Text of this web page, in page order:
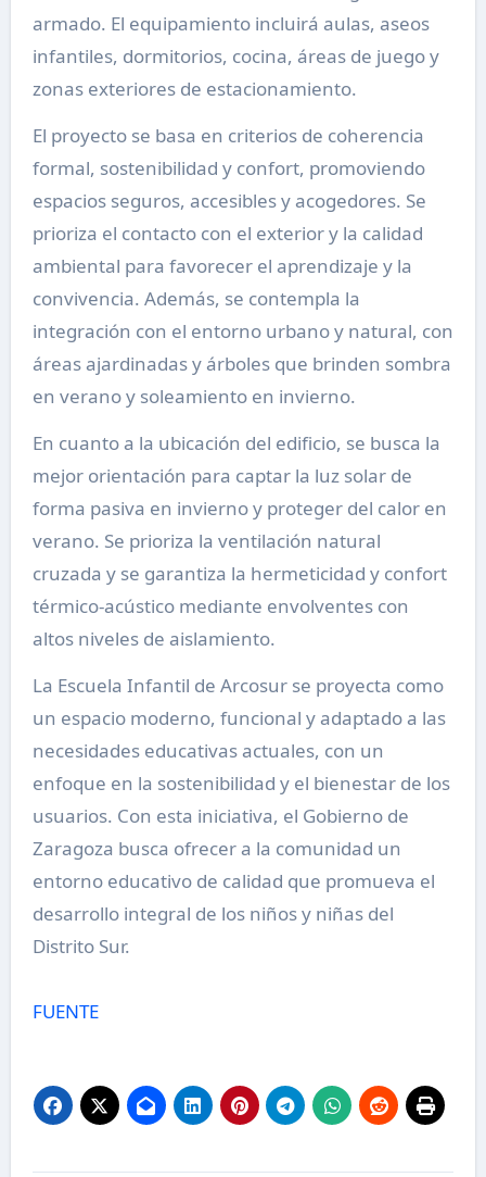
armado. El equipamiento incluirá aulas, aseos
infantiles, dormitorios, cocina, áreas de juego y
zonas exteriores de estacionamiento.
El proyecto se basa en criterios de coherencia
formal, sostenibilidad y confort, promoviendo
espacios seguros, accesibles y acogedores. Se
prioriza el contacto con el exterior y la calidad
ambiental para favorecer el aprendizaje y la
convivencia. Además, se contempla la
integración con el entorno urbano y natural, con
áreas ajardinadas y árboles que brinden sombra
en verano y soleamiento en invierno.
En cuanto a la ubicación del edificio, se busca la
mejor orientación para captar la luz solar de
forma pasiva en invierno y proteger del calor en
verano. Se prioriza la ventilación natural
cruzada y se garantiza la hermeticidad y confort
térmico-acústico mediante envolventes con
altos niveles de aislamiento.
La Escuela Infantil de Arcosur se proyecta como
un espacio moderno, funcional y adaptado a las
necesidades educativas actuales, con un
enfoque en la sostenibilidad y el bienestar de los
usuarios. Con esta iniciativa, el Gobierno de
Zaragoza busca ofrecer a la comunidad un
entorno educativo de calidad que promueva el
desarrollo integral de los niños y niñas del
Distrito Sur.
FUENTE